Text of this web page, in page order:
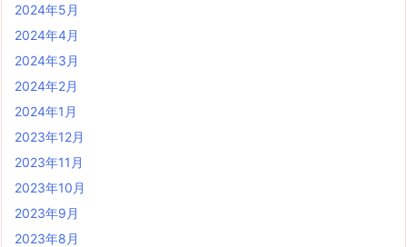
2024年5月
2024年4月
2024年3月
2024年2月
2024年1月
2023年12月
2023年11月
2023年10月
2023年9月
2023年8月